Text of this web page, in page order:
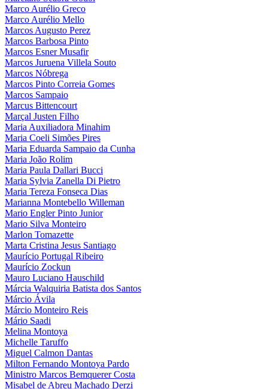
Marco Aurélio Greco
Marco Aurélio Mello
Marcos Augusto Perez
Marcos Barbosa Pinto
Marcos Esner Musafir
Marcos Juruena Villela Souto
Marcos Nóbrega
Marcos Pinto Correia Gomes
Marcos Sampaio
Marcus Bittencourt
Marçal Justen Filho
Maria Auxiliadora Minahim
Maria Coeli Simões Pires
Maria Eduarda Sampaio da Cunha
Maria João Rolim
Maria Paula Dallari Bucci
Maria Sylvia Zanella Di Pietro
Maria Tereza Fonseca Dias
Marianna Montebello Willeman
Mario Engler Pinto Junior
Mario Silva Monteiro
Marlon Tomazette
Marta Cristina Jesus Santiago
Maurício Portugal Ribeiro
Maurício Zockun
Mauro Luciano Hauschild
Márcia Walquiria Batista dos Santos
Márcio Ávila
Márcio Monteiro Reis
Mário Saadi
Melina Montoya
Michelle Taruffo
Miguel Calmon Dantas
Milton Fernando Montoya Pardo
Ministro Marcos Bemquerer Costa
Misabel de Abreu Machado Derzi